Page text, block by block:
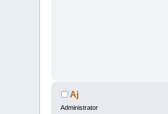
Aj
Administrator